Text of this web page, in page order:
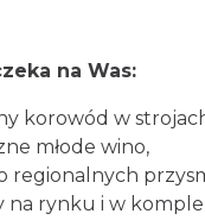
na Was:
korowód w
młode wino,
regionalnych
na rynku i w